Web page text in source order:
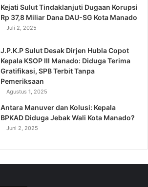
Kejati Sulut Tindaklanjuti Dugaan Korupsi
Rp 37,8 Miliar Dana DAU-SG Kota Manado
Juli 2, 2025
J.P.K.P Sulut Desak Dirjen Hubla Copot
Kepala KSOP III Manado: Diduga Terima
Gratifikasi, SPB Terbit Tanpa
Pemeriksaan
Agustus 1, 2025
Antara Manuver dan Kolusi: Kepala
BPKAD Diduga Jebak Wali Kota Manado?
Juni 2, 2025